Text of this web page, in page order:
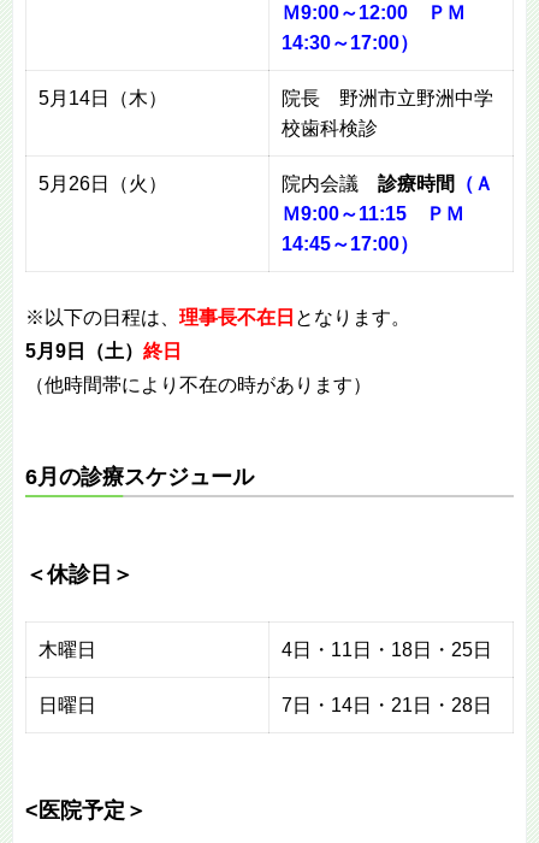
Ｍ9:00～12:00 ＰＭ
14:30～17:00）
5月14日（木）
院長 野洲市立野洲中学
校歯科検診
5月26日（火） 院内会議 診療時間
（Ａ
Ｍ9:00～11:15 ＰＭ
14:45～17:00）
※以下の日程は、 理事長不在日 となります。
5月9日（土） 終日
（他時間帯により不在の時があります）
6月の診療スケジュール
＜休診日＞
木曜日 4日・11日・18日・25日
日曜日 7日・14日・21日・28日
<医院予定＞